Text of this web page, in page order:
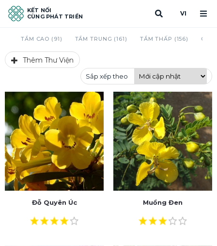
KẾT NỐI
CÙNG PHÁT TRIỂN
VI
TẦM CAO (91) TẦM TRUNG (161) TẦM THẤP (156) CAU
Thêm Thư Viện
Sắp xếp theo
Đỗ Quyên Úc Muồng Đen